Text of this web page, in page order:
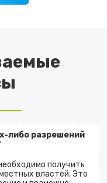
либо разрешений
получить
властей. Это